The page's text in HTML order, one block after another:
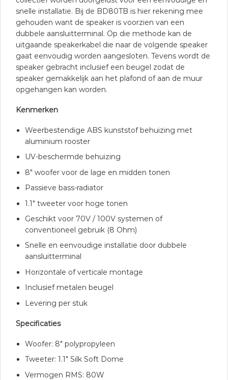
snelle installatie. Bij de BD80TB is hier rekening mee
gehouden want de speaker is voorzien van een
dubbele aansluitterminal. Op die methode kan de
uitgaande speakerkabel die naar de volgende speaker
gaat eenvoudig worden aangesloten. Tevens wordt de
speaker gebracht inclusief een beugel zodat de
speaker gemakkelijk aan het plafond of aan de muur
opgehangen kan worden.
Kenmerken
Weerbestendige ABS kunststof behuizing met
aluminium rooster
UV-beschermde behuizing
8″ woofer voor de lage en midden tonen
Passieve bass-radiator
1.1″ tweeter voor hoge tonen
Geschikt voor 70V / 100V systemen of
conventioneel gebruik (8 Ohm)
Snelle en eenvoudige installatie door dubbele
aansluitterminal
Horizontale of verticale montage
Inclusief metalen beugel
Levering per stuk
Specificaties
Woofer: 8″ polypropyleen
Tweeter: 1.1″ Silk Soft Dome
Vermogen RMS: 80W